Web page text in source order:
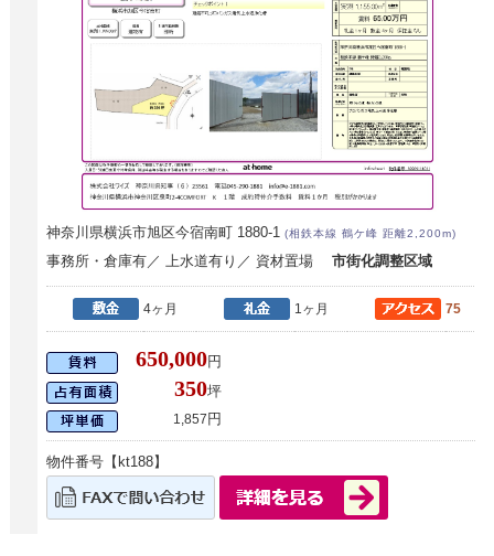
神奈川県横浜市旭区今宿南町 1880-1(相鉄本線 鶴ケ峰 距離2,200m)
事務所・倉庫有／ 上水道有り／ 資材置場市街化調整区域
4ヶ月 1ヶ月 75
650,000円
350坪
1,857 円
物件番号【kt188】